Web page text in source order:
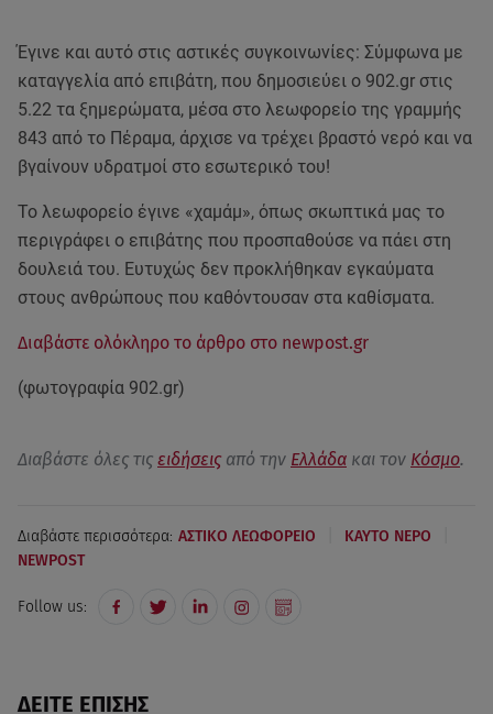
Έγινε και αυτό στις αστικές συγκοινωνίες: Σύμφωνα με
καταγγελία από επιβάτη, που δημοσιεύει ο 902.gr στις
5.22 τα ξημερώματα, μέσα στο λεωφορείο της γραμμής
843 από το Πέραμα, άρχισε να τρέχει βραστό νερό και να
βγαίνουν υδρατμοί στο εσωτερικό του!
Το λεωφορείο έγινε «χαμάμ», όπως σκωπτικά μας το
περιγράφει ο επιβάτης που προσπαθούσε να πάει στη
δουλειά του. Ευτυχώς δεν προκλήθηκαν εγκαύματα
στους ανθρώπους που καθόντουσαν στα καθίσματα.
Διαβάστε ολόκληρο το άρθρο στο newpost.gr
(φωτογραφία 902.gr)
Διαβάστε όλες τις ειδήσεις από την Ελλάδα και τον Κόσμο.
Διαβάστε περισσότερα: ΑΣΤΙΚΟ ΛΕΩΦΟΡΕΙΟ ΚΑΥΤΟ ΝΕΡΟ
NEWPOST
Follow us:
ΔΕΙΤΕ ΕΠΙΣΗΣ